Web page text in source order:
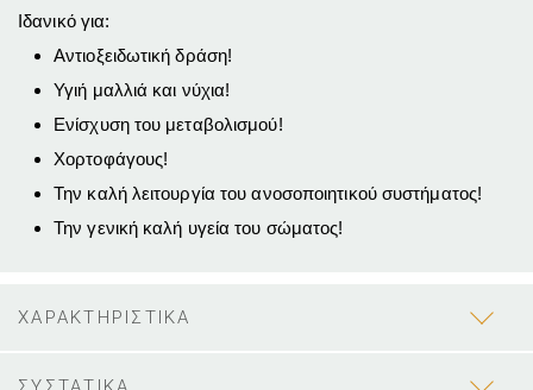
Ιδανικό για:
Aντιοξειδωτική δράση!
Υγιή μαλλιά και νύχια!
Ενίσχυση του μεταβολισμού!
Χορτοφάγους!
Την καλή λειτουργία του ανοσοποιητικού συστήματος!
Την γενική καλή υγεία του σώματος!
ΧΑΡΑΚΤΗΡΙΣΤΙΚΑ